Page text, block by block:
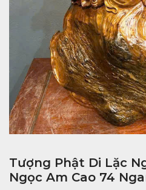
Tượng Phật Di Lặc
Ngọc Am Cao 74